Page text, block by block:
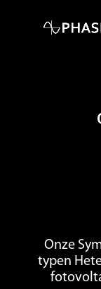
Onze
typen